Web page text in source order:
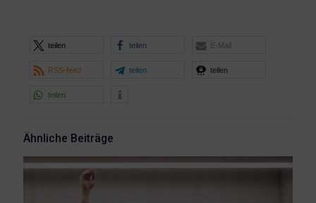
teilen teilen E-Mail
RSS-feed teilen teilen
teilen
Ähnliche Beiträge